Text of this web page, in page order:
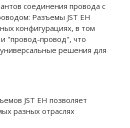
соединения провода с
Разъемы JST EH
конфигурациях, в том
"провод-провод", что
решения для
JST EH позволяет
разных отраслях